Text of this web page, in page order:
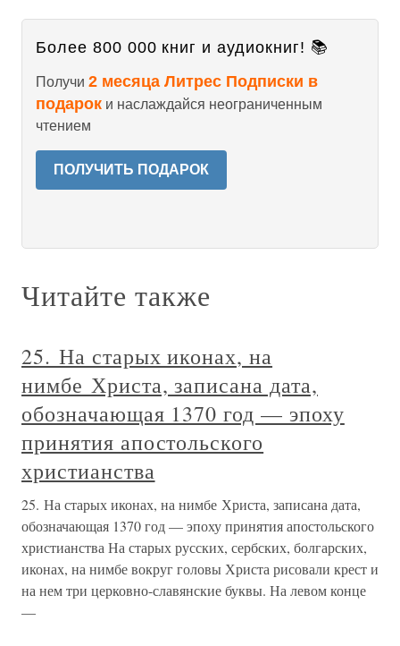
Более 800 000 книг и аудиокниг! 📚
Получи 2 месяца Литрес Подписки в
подарок и наслаждайся неограниченным
чтением
ПОЛУЧИТЬ ПОДАРОК
Читайте также
25. На старых иконах, на
нимбе Христа, записана дата,
обозначающая 1370 год — эпоху
принятия апостольского
христианства
25. На старых иконах, на нимбе Христа, записана дата,
обозначающая 1370 год — эпоху принятия апостольского
христианства На старых русских, сербских, болгарских,
иконах, на нимбе вокруг головы Христа рисовали крест и
на нем три церковно-славянские буквы. На левом конце
—